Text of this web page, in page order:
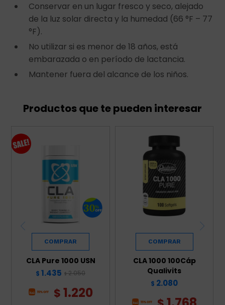
Conservar en un lugar fresco y seco, alejado
de la luz solar directa y la humedad (66 °F – 77
°F).
No utilizar si es menor de 18 años, está
embarazada o en período de lactancia.
Mantener fuera del alcance de los niños.
Productos que te pueden interesar
CLA Pure 1000 USN
$ 1.435 $ 2.050
$1.220
CLA 1000 100Cáp
Qualivits
$ 2.080